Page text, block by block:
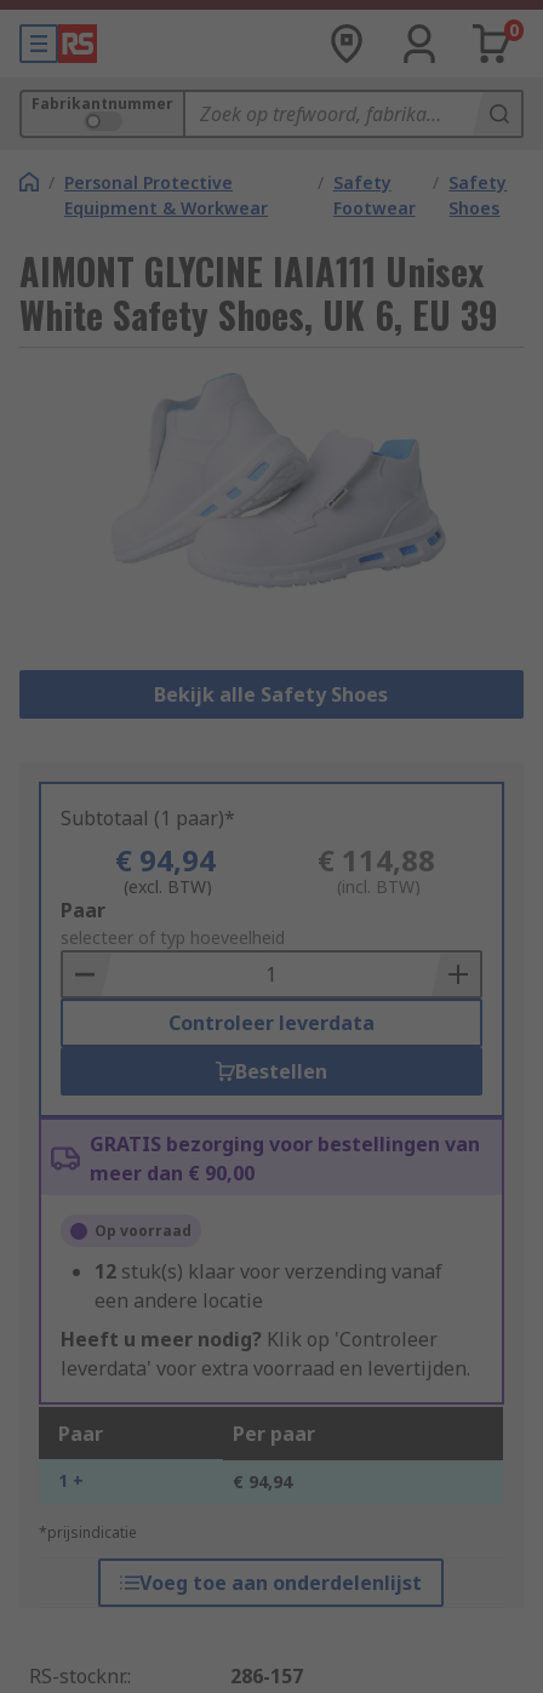
0
Fabrikantnummer
/ Personal Protective
Equipment & Workwear
/ Safety
Footwear
/ Safety
Shoes
AIMONT GLYCINE IAIA111 Unisex
White Safety Shoes, UK 6, EU 39
Bekijk alle Safety Shoes
Subtotaal (1 paar)*
€ 94,94
(excl. BTW)
€ 114,88
(incl. BTW)
Add
to
Basket
Paar
selecteer of typ hoeveelheid
Controleer leverdata
Bestellen
GRATIS bezorging voor bestellingen van
meer dan € 90,00
Op voorraad
12 stuk(s) klaar voor verzending vanaf
een andere locatie
Heeft u meer nodig? Klik op 'Controleer
leverdata' voor extra voorraad en levertijden.
Paar Per paar
1 + € 94,94
*prijsindicatie
Voeg toe aan onderdelenlijst
RS-stocknr.:
286-157